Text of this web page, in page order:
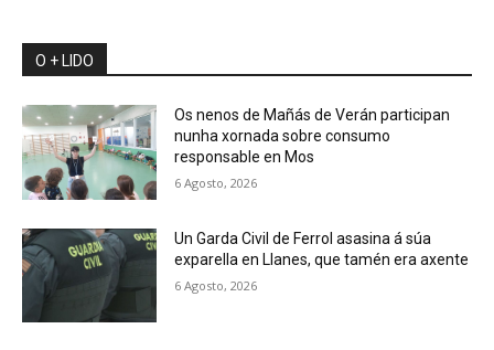
O + LIDO
Os nenos de Mañás de Verán participan
nunha xornada sobre consumo
responsable en Mos
6 Agosto, 2026
Un Garda Civil de Ferrol asasina á súa
exparella en Llanes, que tamén era axente
6 Agosto, 2026